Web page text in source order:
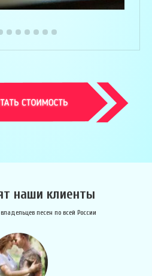
наши клиенты
песен по всей России